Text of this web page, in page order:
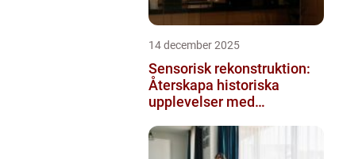
14 december 2025
Sensorisk rekonstruktion:
Återskapa historiska
upplevelser med